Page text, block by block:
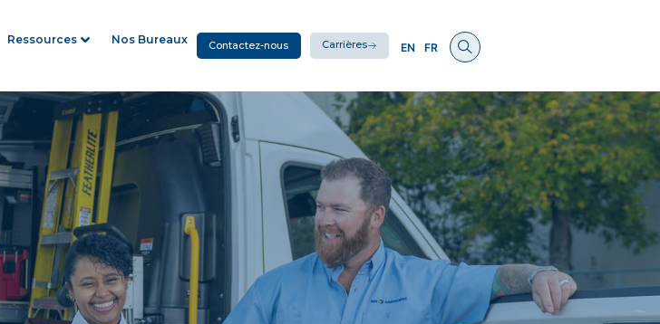
Ressources Nos Bureaux Contactez-nous Carrières EN FR